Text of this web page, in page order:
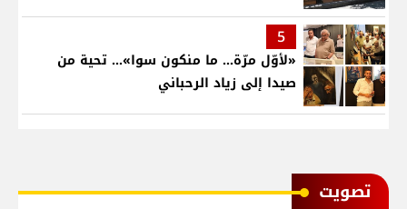
5
«لأوّل مرّة… ما منكون سوا»… تحية من
صيدا إلى زياد الرحباني
ﺗﺼﻮﻳﺖ